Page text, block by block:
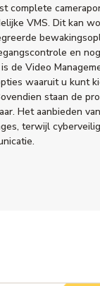
complete
VMS. Dit kan
en
de Video
waaruit u kunt
staan de
Het aanbieden
terwijl